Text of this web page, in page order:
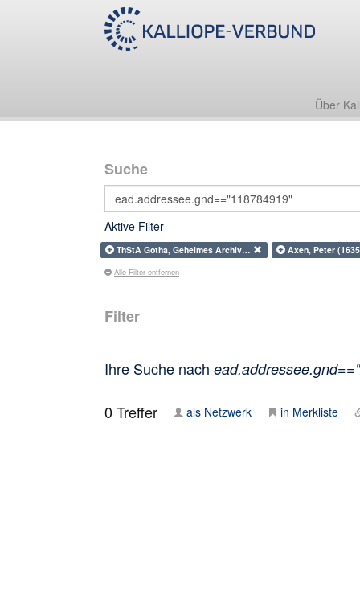
Über
Suche
Aktive Filter
ThStA Gotha, Geheimes Archiv… Axen, Peter
Alle Filter entfernen
Filter
Ihre Suche nach
0Treffer als Netzwerk in Merkliste